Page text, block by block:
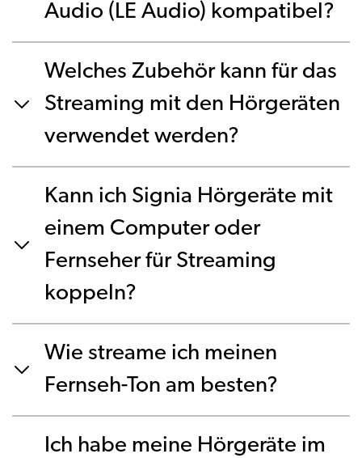
Audio (LE Audio) kompatibel?
Welches Zubehör kann für das
Streaming mit den Hörgeräten
verwendet werden?
Kann ich Signia Hörgeräte mit
einem Computer oder
Fernseher für Streaming
koppeln?
Wie streame ich meinen
Fernseh-Ton am besten?
Ich habe meine Hörgeräte im